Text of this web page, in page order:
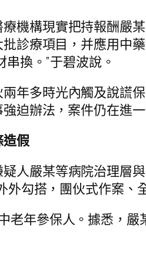
機構現實把持報酬嚴
診療項目，并應用中
換。”于碧波說。
年多時光內觸及說謊
迫辦法，案件仍在進
造假
人嚴某等病院治理層
外勾搭，團伙式作案
年參保人。據悉，嚴